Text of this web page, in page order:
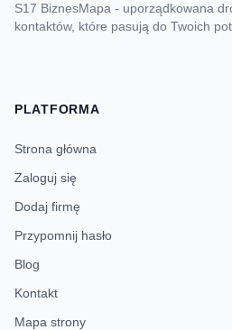
S17 BiznesMapa - uporządkowana
kontaktów, które pasują do Twoich
PLATFORMA
Strona główna
Zaloguj się
Dodaj firmę
Przypomnij hasło
Blog
Kontakt
Mapa strony